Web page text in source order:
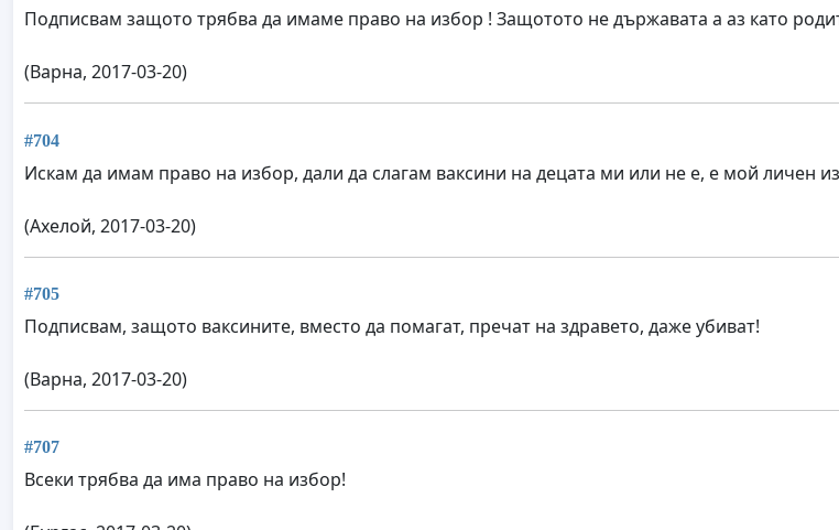
Подписвам защото трябва да имаме право на избор ! Защотото не държавата а аз като
(Варна, 2017-03-20)
#704
Искам да имам право на избор, дали да слагам ваксини на децата ми или не е, е мой личен
(Ахелой, 2017-03-20)
#705
Подписвам, защото ваксините, вместо да помагат, пречат на здравето, даже убиват!
(Варна, 2017-03-20)
#707
Всеки трябва да има право на избор!